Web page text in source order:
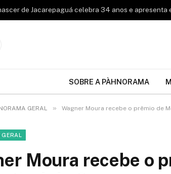
SOBRE A PÀHNORAMA
GERAL » Wagner Moura recebe o prêmio de
Moura recebe o